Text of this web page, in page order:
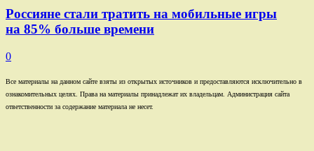
Россияне стали тратить на мобильные игры
на 85% больше времени
0
Все материалы на данном сайте взяты из открытых источников и предоставляются исключительно в
ознакомительных целях. Права на материалы принадлежат их владельцам. Администрация сайта
ответственности за содержание материала не несет.